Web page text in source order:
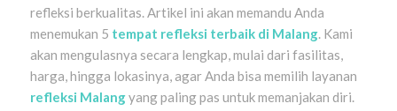
refleksi berkualitas. Artikel ini akan memandu Anda
menemukan 5 tempat refleksi terbaik di Malang. Kami
akan mengulasnya secara lengkap, mulai dari fasilitas,
harga, hingga lokasinya, agar Anda bisa memilih layanan
refleksi Malangyang paling pas untuk memanjakan diri.